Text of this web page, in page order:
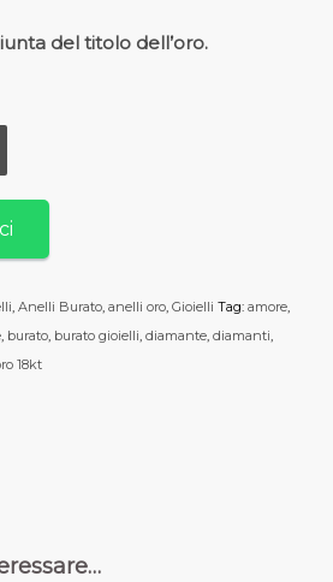
del titolo dell’oro.
, Anelli Burato, anelli oro, Gioielli Tag: amore,
, burato, burato gioielli, diamante, diamanti,
18kt